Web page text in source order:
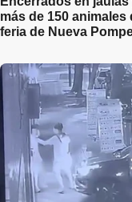
más de 150
feria de Nueva